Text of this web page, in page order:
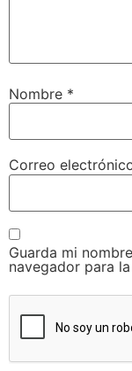
Nombre *
Correo
Guarda mi
navegador para